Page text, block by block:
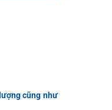
cũng như